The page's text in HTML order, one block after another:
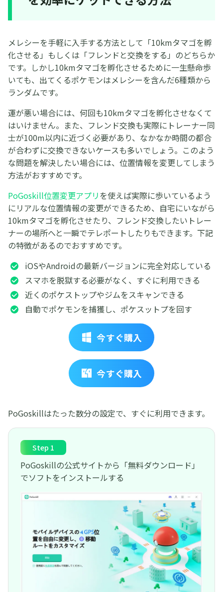
メレシーを手軽に入手する方法として「10kmタマゴを孵
化させる」もしくは「フレンドと交換をする」のどちらか
です。しかし10kmタマゴを孵化させるために一生懸命歩
いても、出てくるポケモンはメレシーを含んだ6種類から
ランダムです。
運が悪い場合には、何回も10kmタマゴを孵化させなくて
はいけません。また、フレンド交換も実際にトレーナー同
士が100m以内に近づく必要があり、なかなか時間の都合
が合わずに交換できないケースも多いでしょう。このよう
な問題を解決したい場合には、位置情報を変更してしまう
方法がおすすめです。
PoGoskill位置変更アプリ を使えば実際に歩いているよう
にリアルな位置情報の変更ができるため、自宅にいながら
10kmタマゴを孵化させたり、フレンド交換したいトレー
ナーの場所へと一瞬でテレポートしたりもできます。下記
の特徴があるのでおすすめです。
iOSやAndroidの最新バージョンに完全対応している
スマホを脱獄する必要がなく、すぐに利用できる
近くのポケストップやジムをスキャンできる
自動でポケモンを捕獲し、ポケスットプを回す
今すぐ購入
今すぐ購入
PoGoskillはたった数分の設定で、すぐに利用できます。
Step 1
PoGoskillの公式サイトから「無料ダウンロード」
でソフトをインストールする